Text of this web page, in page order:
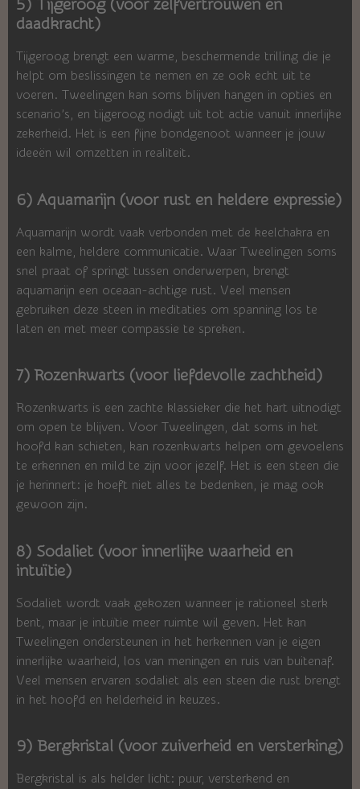
5) Tijgeroog (voor zelfvertrouwen en
daadkracht)
Tijgeroog brengt een warme, beschermende trilling die je
helpt om beslissingen te nemen en ze ook echt uit te
voeren. Tweelingen kan soms blijven hangen in opties en
scenario’s, en tijgeroog nodigt uit tot actie vanuit innerlijke
zekerheid. Het is een fijne bondgenoot wanneer je jouw
ideeën wil omzetten in realiteit.
6) Aquamarijn (voor rust en heldere expressie)
Aquamarijn wordt vaak verbonden met de keelchakra en
een kalme, heldere communicatie. Waar Tweelingen soms
snel praat of springt tussen onderwerpen, brengt
aquamarijn een oceaan-achtige rust. Veel mensen
gebruiken deze steen in meditaties om spanning los te
laten en met meer compassie te spreken.
7) Rozenkwarts (voor liefdevolle zachtheid)
Rozenkwarts is een zachte klassieker die het hart uitnodigt
om open te blijven. Voor Tweelingen, dat soms in het
hoofd kan schieten, kan rozenkwarts helpen om gevoelens
te erkennen en mild te zijn voor jezelf. Het is een steen die
je herinnert: je hoeft niet alles te bedenken, je mag ook
gewoon zijn.
8) Sodaliet (voor innerlijke waarheid en
intuïtie)
Sodaliet wordt vaak gekozen wanneer je rationeel sterk
bent, maar je intuïtie meer ruimte wil geven. Het kan
Tweelingen ondersteunen in het herkennen van je eigen
innerlijke waarheid, los van meningen en ruis van buitenaf.
Veel mensen ervaren sodaliet als een steen die rust brengt
in het hoofd en helderheid in keuzes.
9) Bergkristal (voor zuiverheid en versterking)
Bergkristal is als helder licht: puur, versterkend en